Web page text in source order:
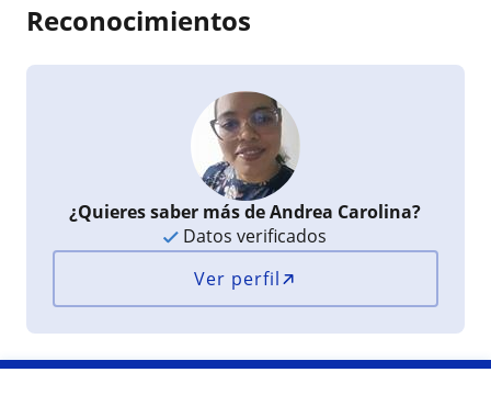
Reconocimientos
¿Quieres saber más de Andrea Carolina?
Datos verificados
Ver perfil